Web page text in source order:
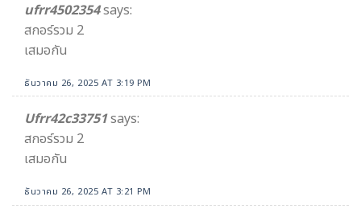
ufrr4502354says:
สกอร์รวม 2
เสมอกัน
ธันวาคม 26, 2025 AT 3:19 PM
Ufrr42c33751says:
สกอร์รวม 2
เสมอกัน
ธันวาคม 26, 2025 AT 3:21 PM